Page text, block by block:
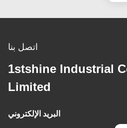
اتصل بنا
1stshine Industrial
Limited
البريد الإلكتروني